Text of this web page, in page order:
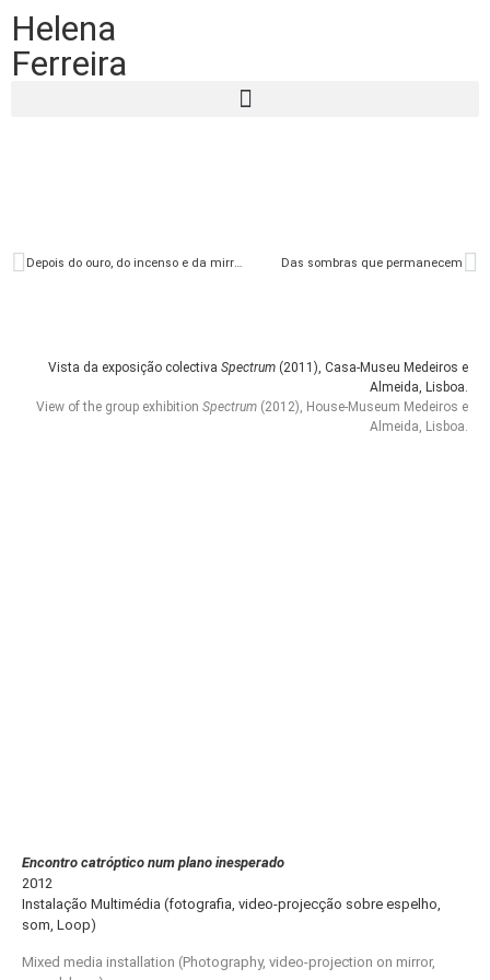
Helena
Ferreira
Depois do ouro, do incenso e da mirra… A primeira Ceia Das sombras que permanecem
Vista da exposição colectiva Spectrum (2011), Casa-Museu Medeiros e
Almeida, Lisboa.
View of the group exhibition Spectrum (2012), House-Museum Medeiros e
Almeida, Lisboa.
Encontro catróptico num plano inesperado
2012
Instalação Multimédia (fotografia, video-projecção sobre espelho,
som, Loop)
Mixed media installation (Photography, video-projection on mirror,